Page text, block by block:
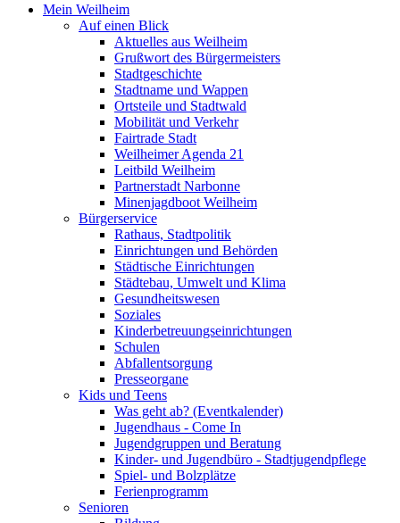
Mein Weilheim
Auf einen Blick
Aktuelles aus Weilheim
Grußwort des Bürgermeisters
Stadtgeschichte
Stadtname und Wappen
Ortsteile und Stadtwald
Mobilität und Verkehr
Fairtrade Stadt
Weilheimer Agenda 21
Leitbild Weilheim
Partnerstadt Narbonne
Minenjagdboot Weilheim
Bürgerservice
Rathaus, Stadtpolitik
Einrichtungen und Behörden
Städtische Einrichtungen
Städtebau, Umwelt und Klima
Gesundheitswesen
Soziales
Kinderbetreuungseinrichtungen
Schulen
Abfallentsorgung
Presseorgane
Kids und Teens
Was geht ab? (Eventkalender)
Jugendhaus - Come In
Jugendgruppen und Beratung
Kinder- und Jugendbüro - Stadtjugendpflege
Spiel- und Bolzplätze
Ferienprogramm
Senioren